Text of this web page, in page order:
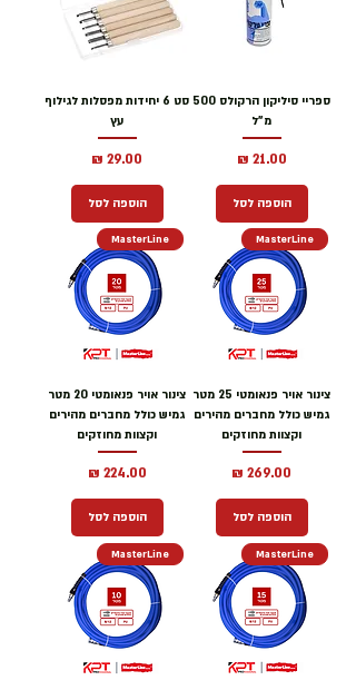
ספריי סיליקון הרקולס 500
מ"ל
מחיר
הוספה לסל
סט 6 יחידות מפסלות לגילוף
עץ
מחיר
הוספה לסל
MasterLine
צינור אויר פנאומטי 25 מטר
גמיש כולל מחברים מהירים
וקצוות מחוזקים
מחיר
הוספה לסל
MasterLine
צינור אויר פנאומטי 20 מטר
גמיש כולל מחברים מהירים
וקצוות מחוזקים
מחיר
הוספה לסל
MasterLine
MasterLine